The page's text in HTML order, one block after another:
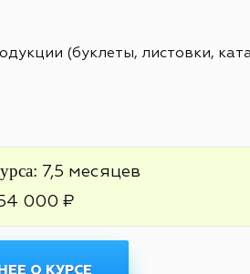
(буклеты, листовки,
7,5 месяцев
000 ₽
О КУРСЕ